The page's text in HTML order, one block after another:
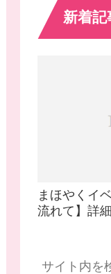
新着記
まほやくイ
流れて】詳細